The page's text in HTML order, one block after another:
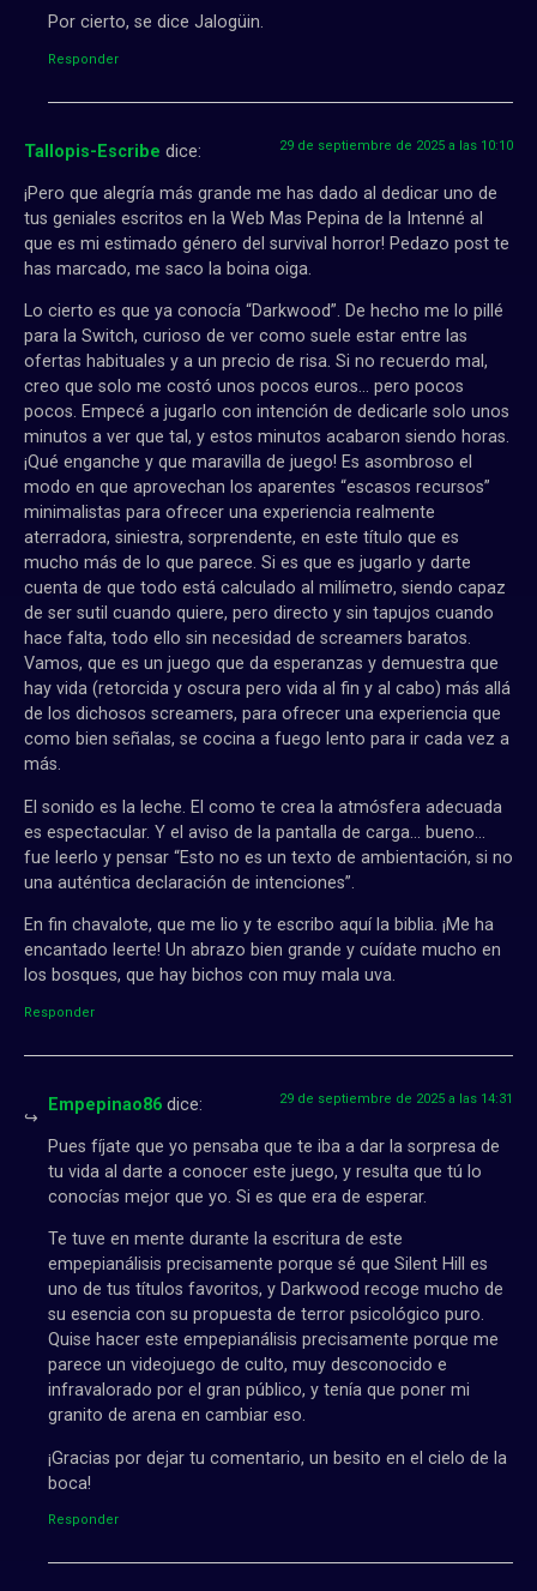
Por cierto, se dice Jalogüin.
Responder
Tallopis-Escribe dice: 29 de septiembre de 2025 a las 10:10
¡Pero que alegría más grande me has dado al dedicar uno de
tus geniales escritos en la Web Mas Pepina de la Intenné al
que es mi estimado género del survival horror! Pedazo post te
has marcado, me saco la boina oiga.
Lo cierto es que ya conocía “Darkwood”. De hecho me lo pillé
para la Switch, curioso de ver como suele estar entre las
ofertas habituales y a un precio de risa. Si no recuerdo mal,
creo que solo me costó unos pocos euros… pero pocos
pocos. Empecé a jugarlo con intención de dedicarle solo unos
minutos a ver que tal, y estos minutos acabaron siendo horas.
¡Qué enganche y que maravilla de juego! Es asombroso el
modo en que aprovechan los aparentes “escasos recursos”
minimalistas para ofrecer una experiencia realmente
aterradora, siniestra, sorprendente, en este título que es
mucho más de lo que parece. Si es que es jugarlo y darte
cuenta de que todo está calculado al milímetro, siendo capaz
de ser sutil cuando quiere, pero directo y sin tapujos cuando
hace falta, todo ello sin necesidad de screamers baratos.
Vamos, que es un juego que da esperanzas y demuestra que
hay vida (retorcida y oscura pero vida al fin y al cabo) más allá
de los dichosos screamers, para ofrecer una experiencia que
como bien señalas, se cocina a fuego lento para ir cada vez a
más.
El sonido es la leche. El como te crea la atmósfera adecuada
es espectacular. Y el aviso de la pantalla de carga… bueno…
fue leerlo y pensar “Esto no es un texto de ambientación, si no
una auténtica declaración de intenciones”.
En fin chavalote, que me lio y te escribo aquí la biblia. ¡Me ha
encantado leerte! Un abrazo bien grande y cuídate mucho en
los bosques, que hay bichos con muy mala uva.
Responder
Empepinao86 dice: 29 de septiembre de 2025 a las 14:31
Pues fíjate que yo pensaba que te iba a dar la sorpresa de
tu vida al darte a conocer este juego, y resulta que tú lo
conocías mejor que yo. Si es que era de esperar.
Te tuve en mente durante la escritura de este
empepianálisis precisamente porque sé que Silent Hill es
uno de tus títulos favoritos, y Darkwood recoge mucho de
su esencia con su propuesta de terror psicológico puro.
Quise hacer este empepianálisis precisamente porque me
parece un videojuego de culto, muy desconocido e
infravalorado por el gran público, y tenía que poner mi
granito de arena en cambiar eso.
¡Gracias por dejar tu comentario, un besito en el cielo de la
boca!
Responder